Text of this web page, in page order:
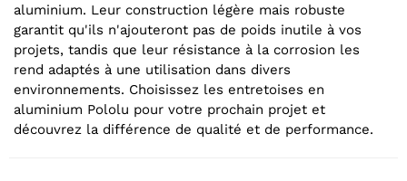
aluminium. Leur construction légère mais robuste
garantit qu'ils n'ajouteront pas de poids inutile à vos
projets, tandis que leur résistance à la corrosion les
rend adaptés à une utilisation dans divers
environnements. Choisissez les entretoises en
aluminium Pololu pour votre prochain projet et
découvrez la différence de qualité et de performance.